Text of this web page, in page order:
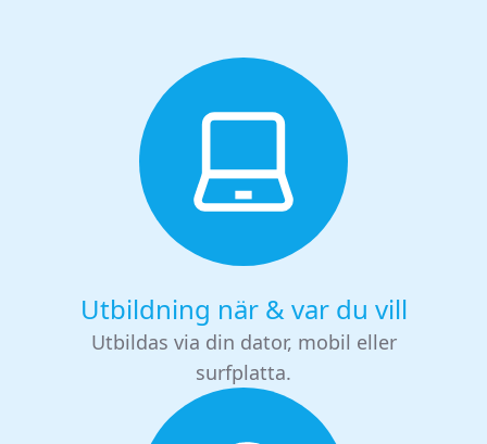
Utbildning när & var du vill
Utbildas via din dator, mobil eller
surfplatta.